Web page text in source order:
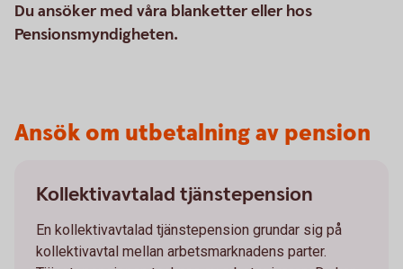
Du ansöker med våra blanketter eller hos
Pensionsmyndigheten.
Ansök om utbetalning av pension
Kollektivavtalad tjänstepension
En kollektivavtalad tjänstepension grundar sig på
kollektivavtal mellan arbetsmarknadens parter.